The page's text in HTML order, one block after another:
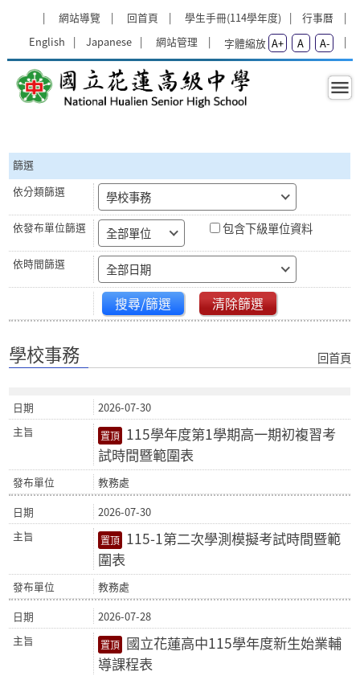
網站導覽
回首頁 學生手冊(114學年度)
行事曆
English
Japanese 網站管理 字體縮放 A+ A A-
學校事務 - 國立花蓮高級中學
篩選
學校事務
全部單位 包含下級單位資料
全部日期
搜尋/篩選 清除篩選
學校事務 回首頁
2026-07-30
115學年度第1學期高一期初複習考
試時間暨範圍表
教務處
2026-07-30
115-1第二次學測模擬考試時間暨範
圍表
教務處
2026-07-28
國立花蓮高中115學年度新生始業輔
導課程表